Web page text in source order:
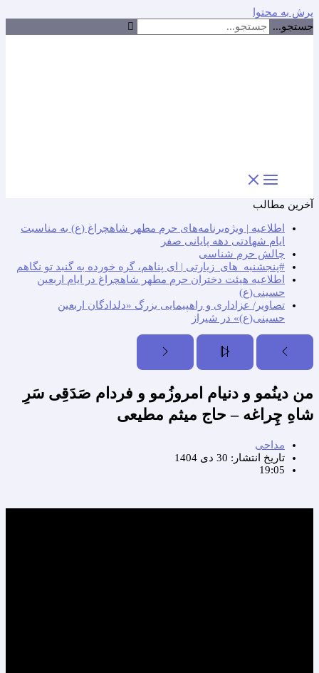
پرش به محتوا
جستجو...
آخرین مطالب
اطلاعیه | ویژه‌برنامه‌های حرم مطهر شاهچراغ (ع) به مناسبت
ایام شهادتی دهه پایانی صفر
چالش حرم شناسی
#پنجشنبه_های_زیارتی | ای پناهم، گره خورده به گنبد تو نگاهم
اطلاعیه هیئت دختران حرم مطهر شاهچراغ در ایام اربعین
حسینی(ع)
تصاویر/ عزاداری و راهپیمایی بزرگ «دلدادگان اربعین
حسینی(ع)» در شیراز
من دینُمو و دنیام امروزُمو و فردام صَدَقِی سَرِ
شاهِ چِراغه – حاج میثم مطیعی
مداحی
تاریخ انتشار: 30 دی 1404
19:05